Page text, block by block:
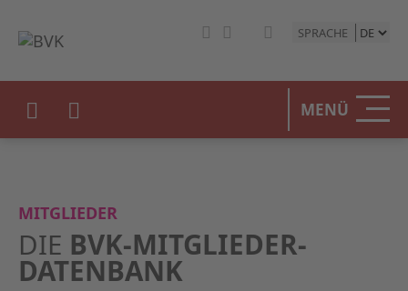
SPRACHE
MENÜ
MITGLIEDER
DIE BVK-MITGLIEDER­
DATENBANK
DER